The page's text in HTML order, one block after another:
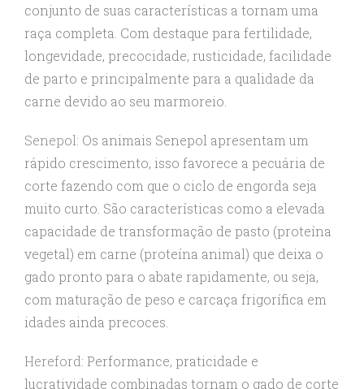
conjunto de suas características a tornam uma
raça completa. Com destaque para fertilidade,
longevidade, precocidade, rusticidade, facilidade
de parto e principalmente para a qualidade da
carne devido ao seu marmoreio.
Senepol: Os animais Senepol apresentam um
rápido crescimento, isso favorece a pecuária de
corte fazendo com que o ciclo de engorda seja
muito curto. São características como a elevada
capacidade de transformação de pasto (proteína
vegetal) em carne (proteína animal) que deixa o
gado pronto para o abate rapidamente, ou seja,
com maturação de peso e carcaça frigorífica em
idades ainda precoces.
Hereford: Performance, praticidade e
lucratividade combinadas tornam o gado de corte